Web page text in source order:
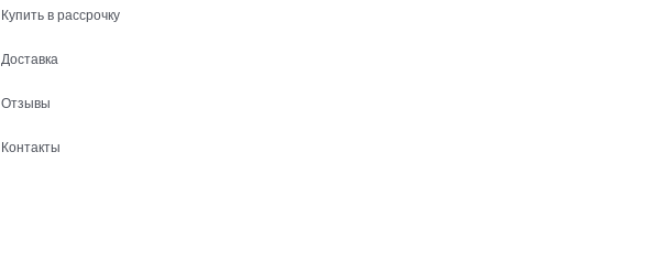
Купить в рассрочку
Доставка
Отзывы
Контакты